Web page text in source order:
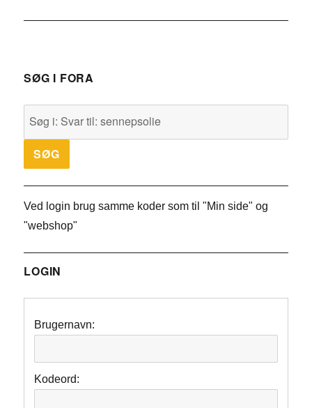
SØG I FORA
Ved login brug samme koder som til "Min side" og
"webshop"
LOGIN
Brugernavn:
Kodeord: